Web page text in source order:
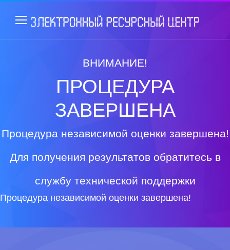
ВНИМАНИЕ!
ПРОЦЕДУРА
ЗАВЕРШЕНА
Процедура независимой оценки завершена!
Для получения результатов обратитесь в
службу технической поддержки
Процедура независимой оценки завершена!